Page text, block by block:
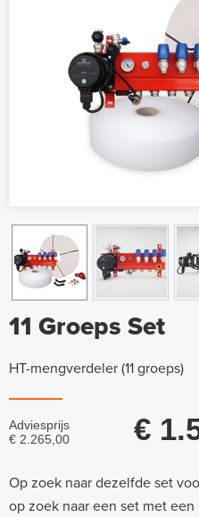
11 Groeps Set
HT-mengverdeler (11 groeps)
Adviesprijs
€ 2.265,00
€
Op zoek naar dezelfde set
op zoek naar een set met